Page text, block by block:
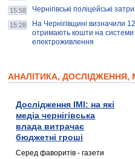
15:58 Чернігівські поліцейські
15:28
На Чернігівщині визначили 12
отримають кошти на системи
електроживлення
АНАЛІТИКА, ДОСЛІДЖЕННЯ,
Дослідження ІМІ: на які
медіа чернігівська
влада витрачає
бюджетні гроші
Серед фаворитів - газети